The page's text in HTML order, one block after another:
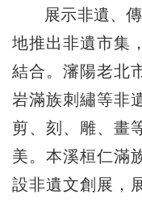
展示非遺、傳
地推出非遺市集
結合。瀋陽老北
岩滿族刺繡等非
剪、刻、雕、畫
美。本溪桓仁滿
設非遺文創展，